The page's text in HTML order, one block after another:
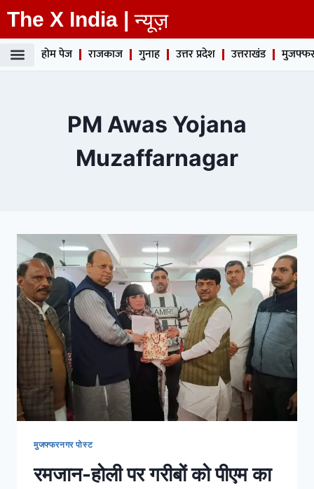
The X India | न्यूज़
होम पेज राजकाज गुनाह उत्तर प्रदेश उत्तराखंड
PM Awas Yojana
Muzaffarnagar
मुजफ्फरनगर पोस्ट
रमजान-होली पर गरीबों को पीएम का